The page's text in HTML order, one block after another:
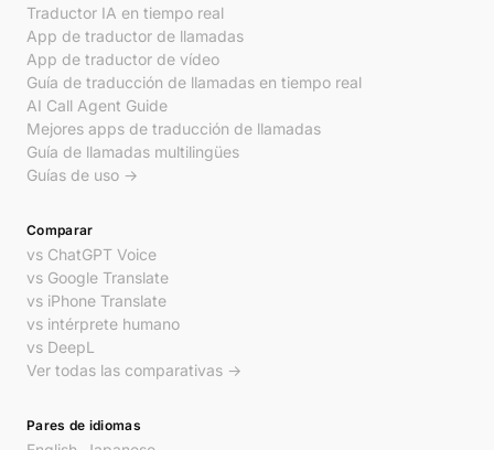
Traductor IA en tiempo real
App de traductor de llamadas
App de traductor de vídeo
Guía de traducción de llamadas en tiempo real
AI Call Agent Guide
Mejores apps de traducción de llamadas
Guía de llamadas multilingües
Guías de uso →
Comparar
vs ChatGPT Voice
vs Google Translate
vs iPhone Translate
vs intérprete humano
vs DeepL
Ver todas las comparativas →
Pares de idiomas